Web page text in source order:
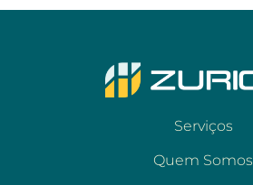
Serviços
Quem Somos